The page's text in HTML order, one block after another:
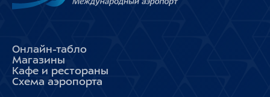
Онлайн-табло
Магазины
Кафе и рестораны
Схема аэропорта